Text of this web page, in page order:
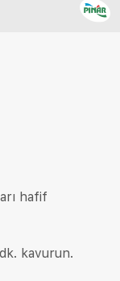
hafif
kavurun.